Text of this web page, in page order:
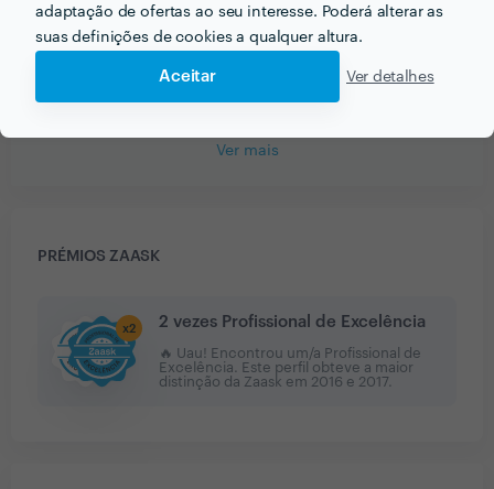
adaptação de ofertas ao seu interesse. Poderá alterar as
suas definições de cookies a qualquer altura.
Aceitar Ver detalhes
19 Fev 2018
Pronto atendimento!
Ver mais
PRÉMIOS ZAASK
x2 2 vezes Profissional de Excelência
🔥 Uau! Encontrou um/a Profissional de
Excelência. Este perfil obteve a maior
distinção da Zaask em 2016 e 2017